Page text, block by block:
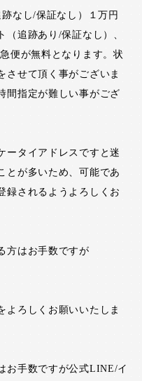
なし/保証なし）１万円
（追跡あり/保証なし）、
便が無料となります。状
させて頂く事がございま
間指定が難しい事がござ
ータイアドレスですと迷
とが多いため、可能であ
録されるようよろしくお
方はお手数ですが
よろしくお願いいたしま
お手数ですが公式LINE/イ